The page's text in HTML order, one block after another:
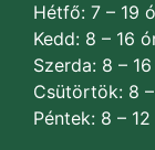
Hétfő: 7 – 19
Kedd: 8 – 16
Szerda: 8 –
Csütörtök: 8
Péntek: 8 –